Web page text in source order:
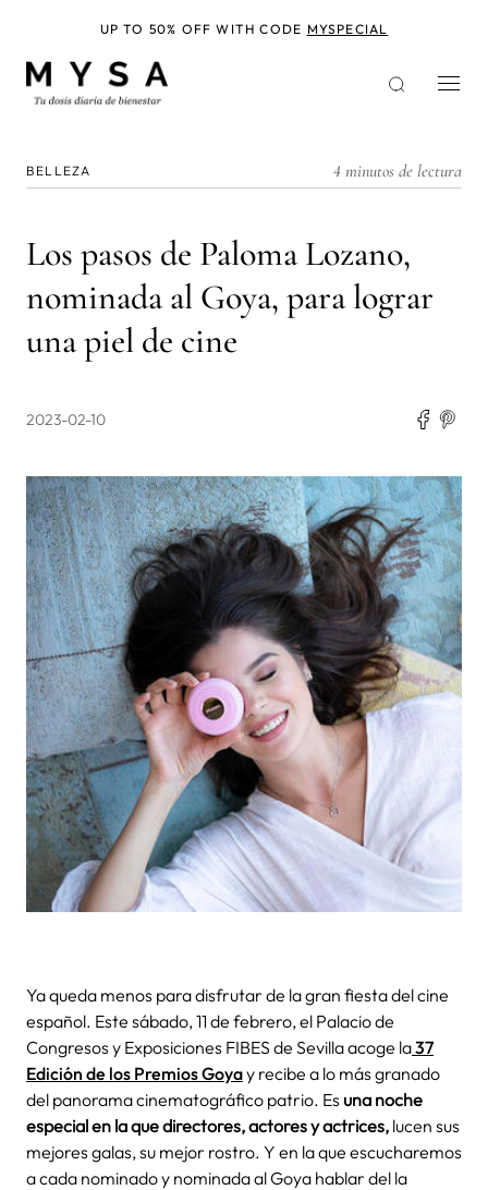
BELLEZA 4 minutos de lectura
Los pasos de Paloma Lozano,
nominada al Goya, para lograr
una piel de cine
2023-02-10
Ya queda menos para disfrutar de la gran fiesta del cine
español. Este sábado, 11 de febrero, el Palacio de
Congresos y Exposiciones FIBES de Sevilla acoge la37
Edición de los Premios Goyay recibe a lo más granado
del panorama cinematográfico patrio. Es una noche
especial en la que directores, actores y actrices, lucen sus
mejores galas, su mejor rostro. Y en la que escucharemos
a cada nominado y nominada al Goya hablar del la
UP TO 50% OFF WITH CODE MYSPECIAL